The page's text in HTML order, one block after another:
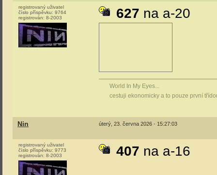
registrovaný uživatel
číslo příspěvku: 9764
registrován: 8-2003 627 na a-20
World In My Eyes...
cestuji ekonomicky a to pouze první
Nin úterý, 23. června 2026 - 15:27:03
registrovaný uživatel
číslo příspěvku: 9773
registrován: 8-2003 407 na a-16